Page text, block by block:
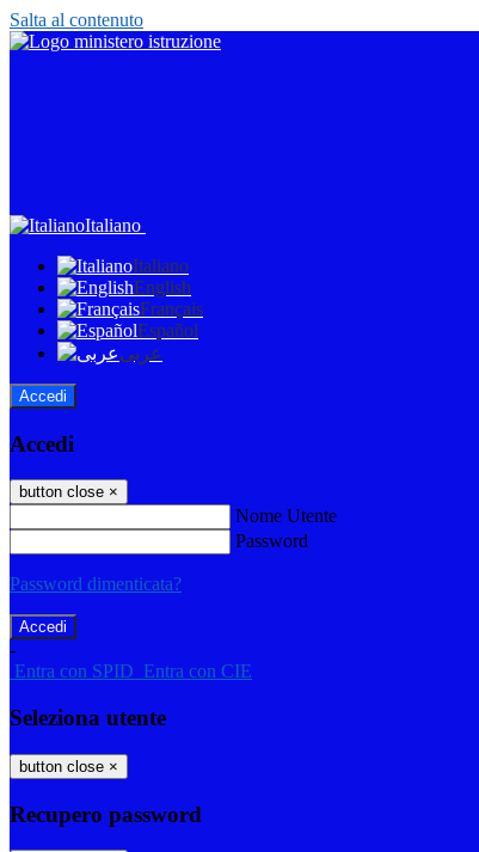
Salta al contenuto
Italiano
Italiano
English
Français
Español
عربى
Accedi
Accedi
button close ×
Nome Utente
Password
Password dimenticata?
-
Entra con SPID Entra con CIE
Seleziona utente
button close ×
Recupero password